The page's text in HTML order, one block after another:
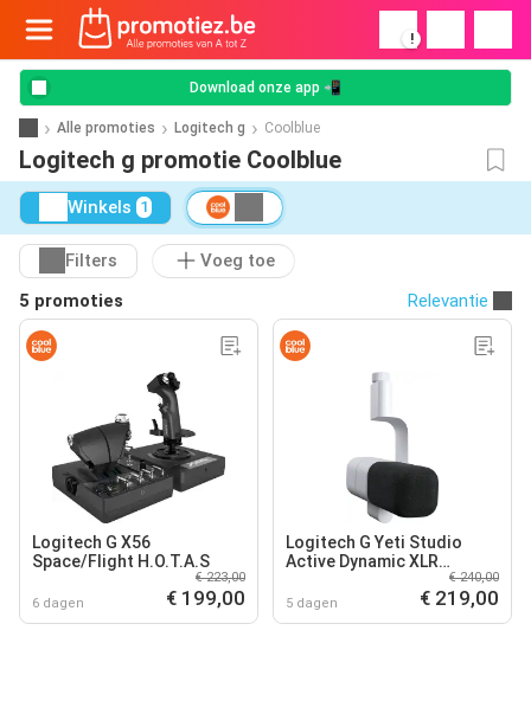
!
Download onze app 📲
Alle promoties Logitech g Coolblue
Logitech g promotie Coolblue
Winkels 1
Filters
Voeg toe
5 promoties
Relevantie
Logitech G X56
Space/Flight H.O.T.A.S
6 dagen
€ 223,00
€ 199,00
Logitech G Yeti Studio
Active Dynamic XLR
5 dagen
€ 240,00
€ 219,00